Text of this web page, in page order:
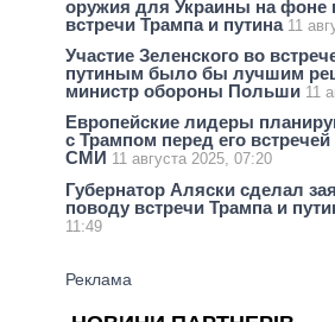
оружия для Украины на фоне
встречи Трампа и путина 11
Участие Зеленского во
путиным было бы лучшим
министр обороны Польши 11
Европейские лидеры
с Трампом перед его
СМИ 11 августа 2025, 07:20
Губернатор Аляски сделал
поводу встречи Трампа и
11:49